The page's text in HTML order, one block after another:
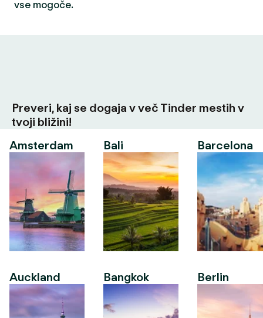
vse mogoče.
Preveri, kaj se dogaja v več Tinder mestih v
tvoji bližini!
Amsterdam
Auckland
Bali
Bangkok
Barcelona
Berlin